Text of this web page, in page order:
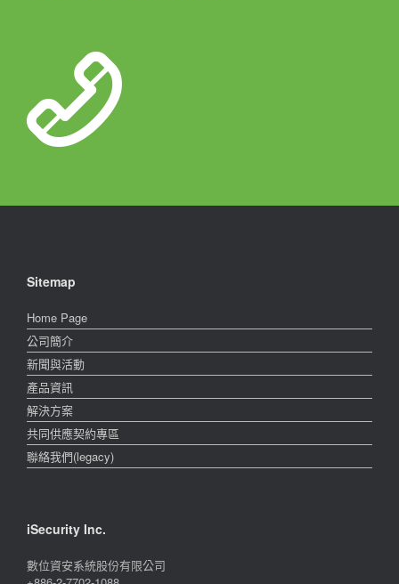
Sitemap
Home Page
公司簡介
新聞與活動
產品資訊
解決方案
共同供應契約專區
聯絡我們(legacy)
iSecurity Inc.
數位資安系統股份有限公司